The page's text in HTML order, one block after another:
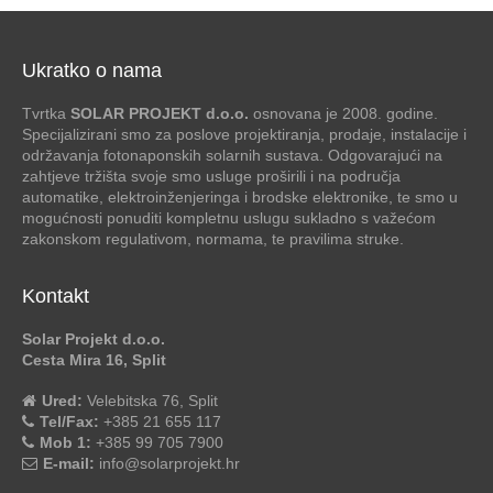
Ukratko o nama
Tvrtka SOLAR PROJEKT d.o.o. osnovana je 2008. godine.
Specijalizirani smo za poslove projektiranja, prodaje, instalacije i
održavanja fotonaponskih solarnih sustava. Odgovarajući na
zahtjeve tržišta svoje smo usluge proširili i na područja
automatike, elektroinženjeringa i brodske elektronike, te smo u
mogućnosti ponuditi kompletnu uslugu sukladno s važećom
zakonskom regulativom, normama, te pravilima struke.
Kontakt
Solar Projekt d.o.o.
Cesta Mira 16, Split
Ured: Velebitska 76, Split
Tel/Fax: +385 21 655 117
Mob 1: +385 99 705 7900
E-mail: info@solarprojekt.hr